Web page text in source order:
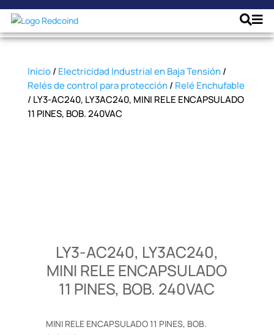
Inicio/ Electricidad Industrial en Baja Tensión/
Relés de control para protección/ Relé Enchufable
/ LY3-AC240, LY3AC240, MINI RELE ENCAPSULADO
11 PINES, BOB. 240VAC
LY3-AC240, LY3AC240,
MINI RELE ENCAPSULADO
11 PINES, BOB. 240VAC
MINI RELE ENCAPSULADO 11 PINES, BOB.